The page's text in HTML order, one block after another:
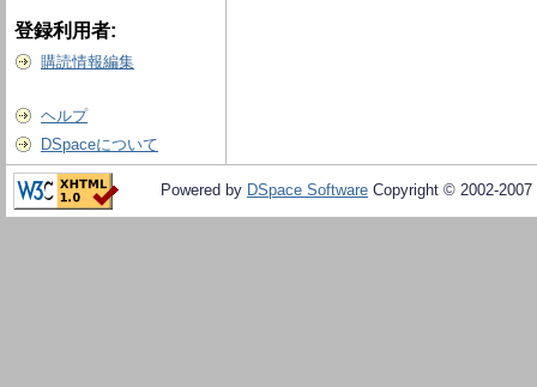
登録利用者:
購読情報編集
ヘルプ
DSpaceについて
Powered by DSpace Software Copyright © 2002-2007